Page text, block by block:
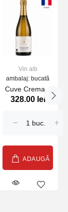
Vin alb
ambalaj: bucată
Cuve Cremant
Dalsace
Wunsch et
ml
328.00 lei
ADAUGĂ